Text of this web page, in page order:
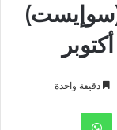
دقيقة واحدة
واتساب